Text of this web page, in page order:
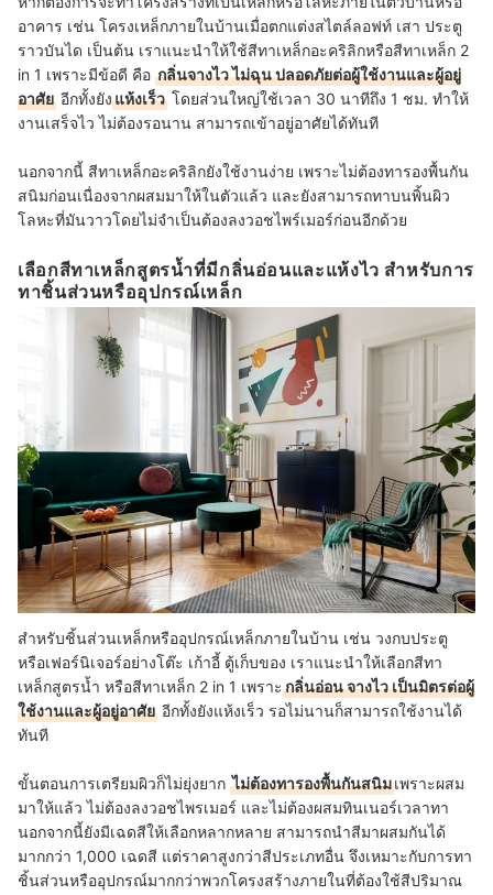
อาคาร เช่น โครงเหล็กภายในบ้านเมื่อตกแต่งสไตล์ลอฟท์ เสา ประตู
ราวบันได เป็นต้น เราแนะนำให้ใช้สีทาเหล็กอะคริลิกหรือสีทาเหล็ก 2
in 1 เพราะมีข้อดี คือ กลิ่นจางไว ไม่ฉุน ปลอดภัยต่อผู้ใช้งานและผู้อยู่
อาศัย อีกทั้งยังแห้งเร็ว โดยส่วนใหญ่ใช้เวลา 30 นาทีถึง 1 ชม. ทำให้
งานเสร็จไว ไม่ต้องรอนาน สามารถเข้าอยู่อาศัยได้ทันที
นอกจากนี้ สีทาเหล็กอะคริลิกยังใช้งานง่าย เพราะไม่ต้องทารองพื้นกัน
สนิมก่อนเนื่องจากผสมมาให้ในตัวแล้ว และยังสามารถทาบนพิ้นผิว
โลหะที่มันวาวโดยไม่จำเป็นต้องลงวอชไพร์เมอร์ก่อนอีกด้วย
เลือกสีทาเหล็กสูตรน้ำที่มีกลิ่นอ่อนและแห้งไว สำหรับการ
ทาชิ้นส่วนหรืออุปกรณ์เหล็ก
สำหรับชิ้นส่วนเหล็กหรืออุปกรณ์เหล็กภายในบ้าน เช่น วงกบประตู
หรือเฟอร์นิเจอร์อย่างโต๊ะ เก้าอี้ ตู้เก็บของ เราแนะนำให้เลือกสีทา
เหล็กสูตรน้ำ หรือสีทาเหล็ก 2 in 1 เพราะกลิ่นอ่อน จางไว เป็นมิตรต่อผู้
ใช้งานและผู้อยู่อาศัย อีกทั้งยังแห้งเร็ว รอไม่นานก็สามารถใช้งานได้
ทันที
ขั้นตอนการเตรียมผิวก็ไม่ยุ่งยาก ไม่ต้องทารองพื้นกันสนิมเพราะผสม
มาให้แล้ว ไม่ต้องลงวอชไพรเมอร์ และไม่ต้องผสมทินเนอร์เวลาทา
นอกจากนี้ยังมีเฉดสีให้เลือกหลากหลาย สามารถนำสีมาผสมกันได้
มากกว่า 1,000 เฉดสี แต่ราคาสูงกว่าสีประเภทอื่น จึงเหมาะกับการทา
ชิ้นส่วนหรืออุปกรณ์มากกว่าพวกโครงสร้างภายในที่ต้องใช้สีปริมาณ